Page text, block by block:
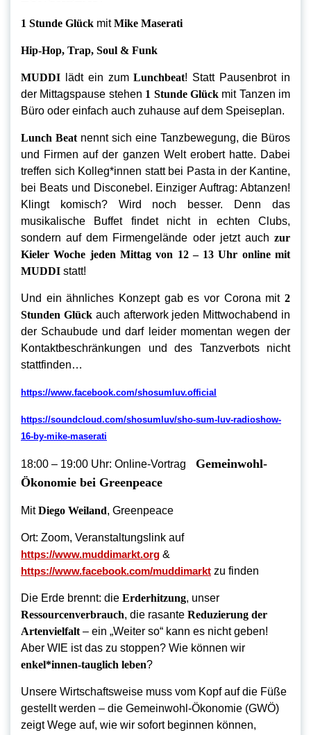
1 Stunde Glück mitMike Maserati
Hip-Hop, Trap, Soul & Funk
MUDDI lädt ein zumLunchbeat! Statt Pausenbrot in
der Mittagspause stehen 1 Stunde Glückmit Tanzen im
Büro oder einfach auch zuhause auf dem Speiseplan.
Lunch Beat nennt sich eine Tanzbewegung, die Büros
und Firmen auf der ganzen Welt erobert hatte. Dabei
treffen sich Kolleg*innen statt bei Pasta in der Kantine,
bei Beats und Disconebel. Einziger Auftrag: Abtanzen!
Klingt komisch? Wird noch besser. Denn das
musikalische Buffet findet nicht in echten Clubs,
sondern auf dem Firmengelände oder jetzt auch zur
Kieler Woche jeden Mittag von 12 – 13 Uhr online mit
MUDDI statt!
Und ein ähnliches Konzept gab es vor Corona mit 2
Stunden Glück auch afterwork jeden Mittwochabend in
der Schaubude und darf leider momentan wegen der
Kontaktbeschränkungen und des Tanzverbots nicht
stattfinden…
https://www.facebook.com/shosumluv.official
https://soundcloud.com/shosumluv/sho-sum-luv-radioshow-
16-by-mike-maserati
18:00 – 19:00 Uhr: Online-Vortrag Gemeinwohl-
Ökonomie bei Greenpeace
MitDiego Weiland, Greenpeace
Ort: Zoom, Veranstaltungslink auf
https://www.muddimarkt.org &
https://www.facebook.com/muddimarkt zu finden
Die Erde brennt: die Erderhitzung, unser
Ressourcenverbrauch, die rasante Reduzierung der
Artenvielfalt – ein „Weiter so“ kann es nicht geben!
Aber WIE ist das zu stoppen? Wie können wir
enkel*innen-tauglich leben?
Unsere Wirtschaftsweise muss vom Kopf auf die Füße
gestellt werden – die Gemeinwohl-Ökonomie (GWÖ)
zeigt Wege auf, wie wir sofort beginnen können,